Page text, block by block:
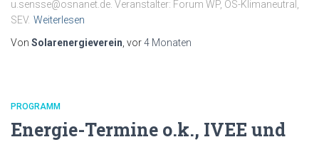
u.sensse@osnanet.de. Veranstalter: Forum WP, OS-Klimaneutral,
SEV. Weiterlesen
Von Solarenergieverein , vor4 Monaten
PROGRAMM
Energie-Termine o.k., IVEE und